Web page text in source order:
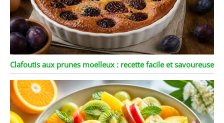
Clafoutis aux prunes moelleux : recette facile et savoureuse